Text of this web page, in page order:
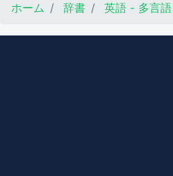
ホーム
辞書 英語 - 多言語